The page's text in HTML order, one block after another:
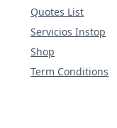
Quotes List
Servicios Instop
Shop
Term Conditions